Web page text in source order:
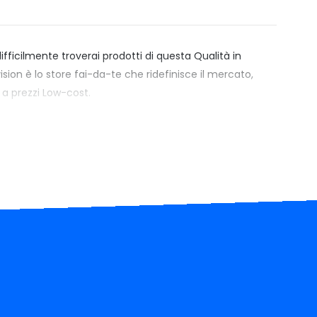
troverai prodotti di questa Qualità in
è lo store fai-da-te che ridefinisce il mercato,
prezzi Low-cost.
altrove delle Freccia posteriore LED per